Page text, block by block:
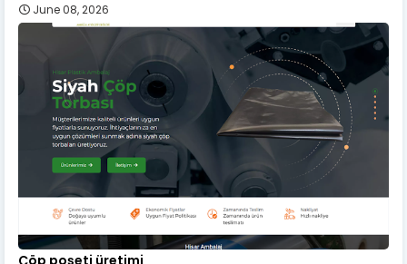
June 08, 2026
Çöp poşeti üretimi